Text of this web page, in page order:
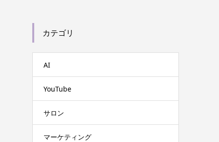
カテゴリ
AI
YouTube
サロン
マーケティング